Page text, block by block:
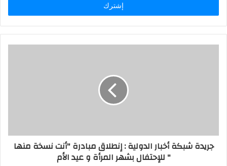
جريدة شبكة أخبار الدولية : إنطلاق مبادرة "أنت نسخة منها
" للإحتفال بشهر المرأة و عيد الأم